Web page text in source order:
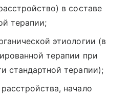
в составе
терапии;
этиологии (в
терапии при
стандартной терапии);
начало